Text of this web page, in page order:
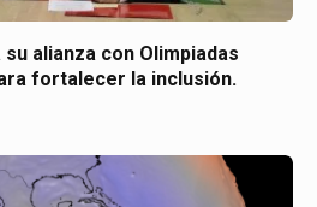
su alianza con Olimpiadas
fortalecer la inclusión.